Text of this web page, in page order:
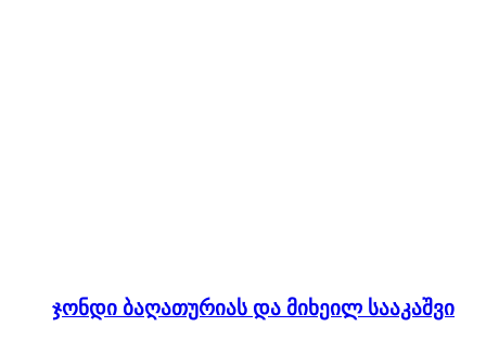
ჯონდი ბაღათურიას და მიხეილ სააკაშვი